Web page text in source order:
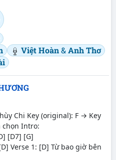
Việt Hoàn&Anh Thơ
Chi Key (original): F → Key
chọn Intro:
[D7] [G]
Verse 1: [D] Từ bao giờ bên